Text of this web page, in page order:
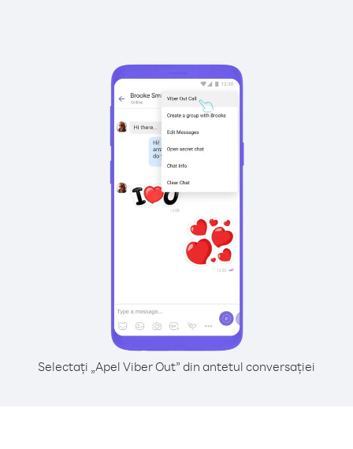
Selectați „Apel Viber Out” din antetul conversației